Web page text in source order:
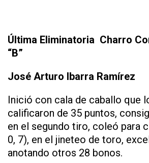
Última Eliminatoria Charro
“B”
José Arturo Ibarra Ramírez
Inició con cala de caballo que
calificaron de 35 puntos,
en el segundo tiro, coleó para
0, 7), en el jineteo de toro,
anotando otros 28 bonos.